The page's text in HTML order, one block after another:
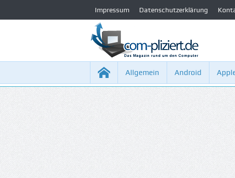
Impressum Datenschutzerklärung
Allgemein Android